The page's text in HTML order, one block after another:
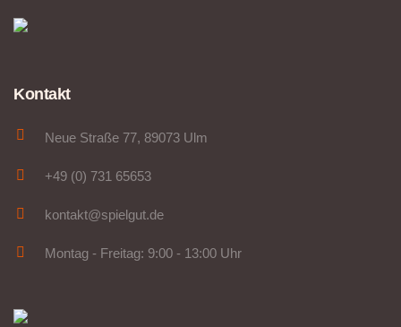
Kontakt
Neue Straße 77, 89073 Ulm
+49 (0) 731 65653
kontakt@spielgut.de
Montag - Freitag: 9:00 - 13:00 Uhr